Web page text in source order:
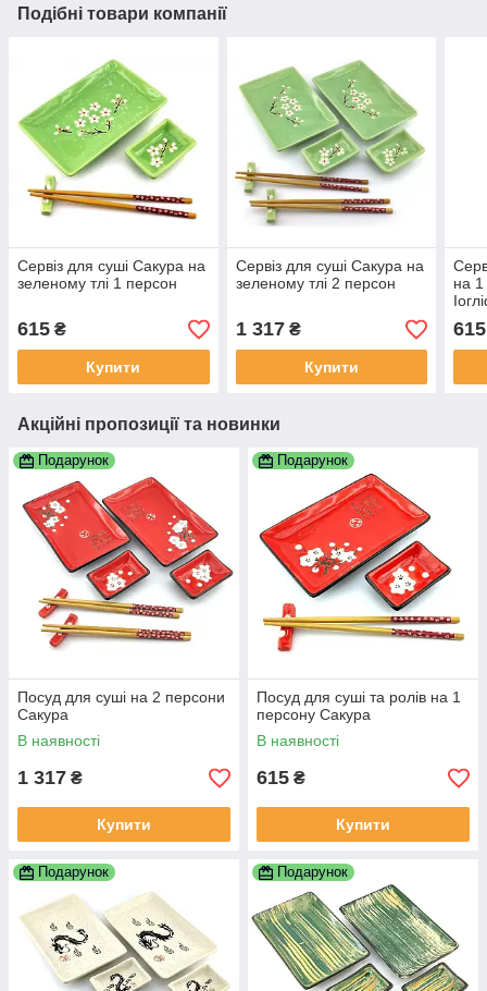
Подібні товари компанії
Сервіз для суші Сакура на
зеленому тлі 1 персон
615 ₴
Купити
Сервіз для суші Сакура на
зеленому тлі 2 персон
1 317₴
Купити
на 1
615
Акційні пропозиції та новинки
Подарунок
Посуд для суші на 2 персони
Сакура
В наявності
1 317 ₴
Купити
Подарунок
Посуд для суші та ролів на 1
персону Сакура
В наявності
615 ₴
Купити
Подарунок Подарунок